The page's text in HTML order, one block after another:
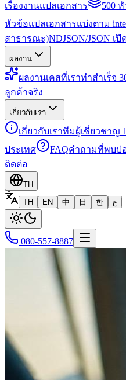
เรื่องงานแปลเอกสาร
500
หัวข้อแปลเอกสารแบ่งตาม
สาธารณะ)NDJSON/JSON เ
ผลงาน
ผลงานเคสที่เราทำสำเร็จ
ลูกค้าจริง
เกี่ยวกับเรา
เกี่ยวกับเราทีมผู้เชี่ยวชาญ
ประเทศ
FAQคำถามที่พบบ่
ติดต่อ
TH
TH
EN 中 日 한 ع
080-557-8887